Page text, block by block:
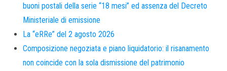
buoni postali della serie “18 mesi” ed assenza del Decreto
Ministeriale di emissione
La “eRRe” del 2 agosto 2026
Composizione negoziata e piano liquidatorio: il risanamento
non coincide con la sola dismissione del patrimonio